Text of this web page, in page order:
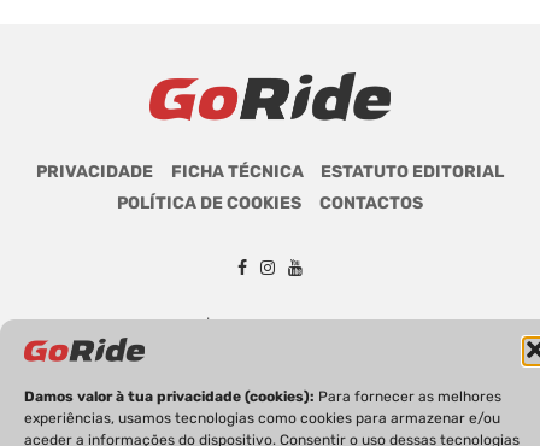
Damos valor à tua privacidade (cookies): Para fornecer as melhores
experiências, usamos tecnologias como cookies para armazenar e/ou
aceder a informações do dispositivo. Consentir o uso dessas tecnologias
PRIVACIDADE FICHA TÉCNICA
ESTATUTO EDITORIAL
POLÍTICA DE COOKIES
CONTACTOS